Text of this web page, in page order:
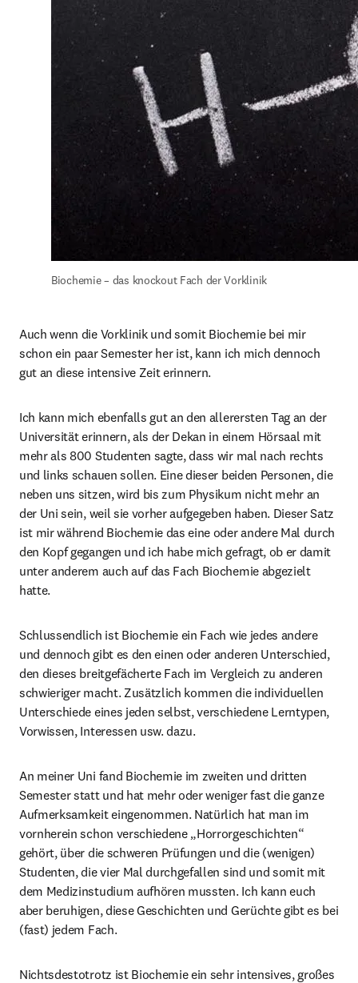
Biochemie – das knockout Fach der Vorklinik
Auch wenn die Vorklinik und somit Biochemie bei mir
schon ein paar Semester her ist, kann ich mich dennoch
gut an diese intensive Zeit erinnern.
Ich kann mich ebenfalls gut an den allerersten Tag an der
Universität erinnern, als der Dekan in einem Hörsaal mit
mehr als 800 Studenten sagte, dass wir mal nach rechts
und links schauen sollen. Eine dieser beiden Personen, die
neben uns sitzen, wird bis zum Physikum nicht mehr an
der Uni sein, weil sie vorher aufgegeben haben. Dieser Satz
ist mir während Biochemie das eine oder andere Mal durch
den Kopf gegangen und ich habe mich gefragt, ob er damit
unter anderem auch auf das Fach Biochemie abgezielt
hatte.
Schlussendlich ist Biochemie ein Fach wie jedes andere
und dennoch gibt es den einen oder anderen Unterschied,
den dieses breitgefächerte Fach im Vergleich zu anderen
schwieriger macht. Zusätzlich kommen die individuellen
Unterschiede eines jeden selbst, verschiedene Lerntypen,
Vorwissen, Interessen usw. dazu.
An meiner Uni fand Biochemie im zweiten und dritten
Semester statt und hat mehr oder weniger fast die ganze
Aufmerksamkeit eingenommen. Natürlich hat man im
vornherein schon verschiedene „Horrorgeschichten“
gehört, über die schweren Prüfungen und die (wenigen)
Studenten, die vier Mal durchgefallen sind und somit mit
dem Medizinstudium aufhören mussten. Ich kann euch
aber beruhigen, diese Geschichten und Gerüchte gibt es bei
(fast) jedem Fach.
Nichtsdestotrotz ist Biochemie ein sehr intensives, großes